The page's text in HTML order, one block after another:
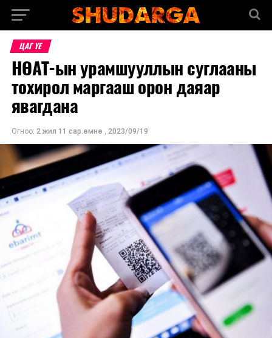
ЦАГ ҮЕ
НӨАТ-ын урамшууллын суглааны
тохирол маргааш орон даяар
явагдана
Огноо: 2 жил 11 сар.өмнө , 2023/09/19